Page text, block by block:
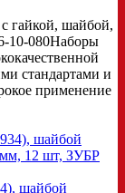
гайкой, шайбой,
10-080Наборы
стандартами и
применение
шайбой